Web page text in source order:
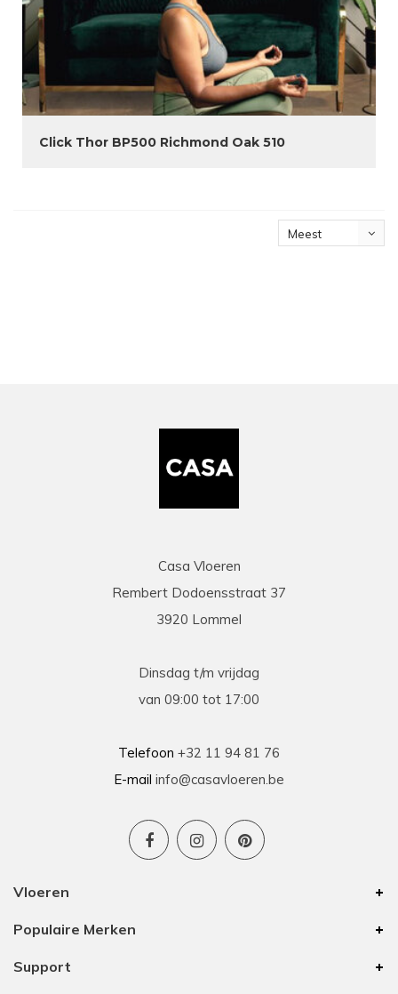
Click Thor BP500 Richmond Oak 510
Meest
Casa Vloeren
Rembert Dodoensstraat 37
3920 Lommel
Dinsdag t/m vrijdag
van 09:00 tot 17:00
Telefoon +32 11 94 81 76
E-mail info@casavloeren.be
Vloeren
Populaire Merken
Support